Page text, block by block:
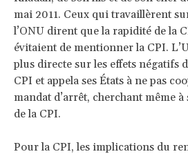
mai 2011. Ceux qui travaillèrent
l’ONU dirent que la rapidité de la
évitaient de mentionner la CPI.
plus directe sur les effets négatifs
CPI et appela ses États à ne pas
mandat d’arrêt, cherchant même à
de la CPI.
Pour la CPI, les implications du